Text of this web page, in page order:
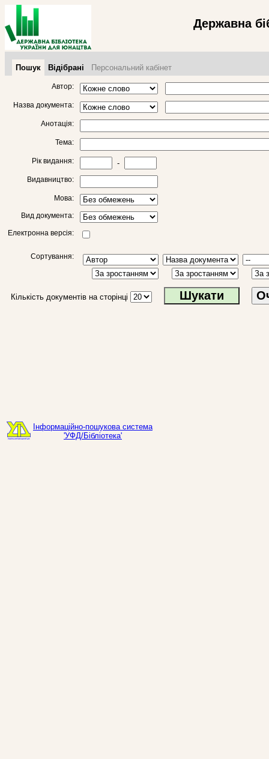
Державна
Пошук Відібрані Персональний кабінет
Автор:
Назва документа:
Анотація:
Тема:
Рік видання: -
Видавництво:
Мова:
Вид документа:
Електронна версія:
Сортування:
Кількість документів на сторінці
Інформаційно-пошукова система
'УФД/Бібліотека'